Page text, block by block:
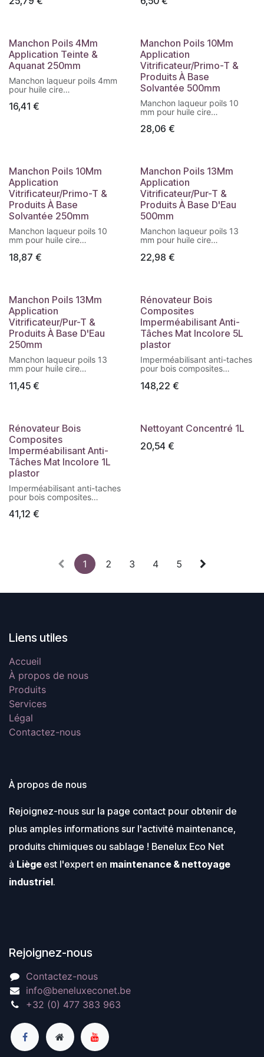
Manchon Poils 4Mm
Application Teinte &
Aquanat 250mm
Manchon laqueur poils 4mm
pour huile cire
FLOORS TEINTE et OPAQUE
16,41 €
Manchon Poils 10Mm
Application
Vitrificateur/Primo-T &
Produits À Base
Solvantée 500mm
Manchon laqueur poils 10
mm pour huile cire
FLOORS TEINTE et OPAQUE
28,06 €
Manchon Poils 10Mm
Application
Vitrificateur/Primo-T &
Produits À Base
Solvantée 250mm
Manchon laqueur poils 10
mm pour huile cire
FLOORS TEINTE et OPAQUE
18,87 €
Manchon Poils 13Mm
Application
Vitrificateur/Pur-T &
Produits À Base D'Eau
500mm
Manchon laqueur poils 13
mm pour huile cire
FLOORS TEINTE et OPAQUE
22,98 €
Manchon Poils 13Mm
Application
Vitrificateur/Pur-T &
Produits À Base D'Eau
250mm
Manchon laqueur poils 13
mm pour huile cire
FLOORS TEINTE et OPAQUE
11,45 €
Rénovateur Bois
Composites
Imperméabilisant Anti-
Tâches Mat Incolore 5L
plastor
Imperméabilisant anti-taches
pour bois composites
incolore. Protège
148,22 €
Rénovateur Bois
Composites
Imperméabilisant Anti-
Tâches Mat Incolore 1L
plastor
Imperméabilisant anti-taches
pour bois composites
incolore. Protège
41,12 €
Nettoyant Concentré 1L
20,54 €
1 2 3 4 5
Liens utiles
Accueil
À propos de nous
Produits
Services
Légal
Contactez-nous
À propos de nous
Rejoignez-nous sur la page contact pour obtenir de
plus amples informations sur l'activité maintenance,
produits chimiques ou sablage ! Benelux Eco Net
à Liège est l'expert en maintenance & nettoyage
industriel.
Rejoignez-nous
Contactez-nous
info@beneluxeconet.be
+32 (0) 477 383 963